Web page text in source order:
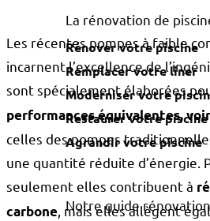
La rénovation de
Rénover votre piscine
Remplacer votre liner
Moderniser votre
Restaurer votre piscine
Agrandir votre piscine
Notre guide rénovation
Les récentes pompes à faible
incarnent l’excellence de
sont spécialement élaborées
performances équivalentes,
celles des pompes
une quantité réduite d’énergie.
seulement elles contribuent à
carbone , mais elles allègent